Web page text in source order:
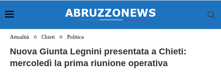
Attualità Chieti Politica
Nuova Giunta Legnini presentata a Chieti:
mercoledì la prima riunione operativa